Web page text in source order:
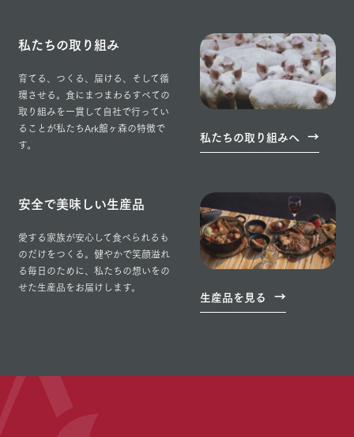
私たちの取り組みへ
私たちの取り組み
育てる、つくる、届ける、そして循
環させる。食にまつまわるすべての
取り組みを一貫して自社で行ってい
ることが私たちArk館ヶ森の特徴で
す。
生産品を見る
安全で美味しい生産品
愛する家族が安心して食べられるも
のだけをつくる。健やかで笑顔溢れ
る毎日のために、私たちの想いをの
せた生産品をお届けします。